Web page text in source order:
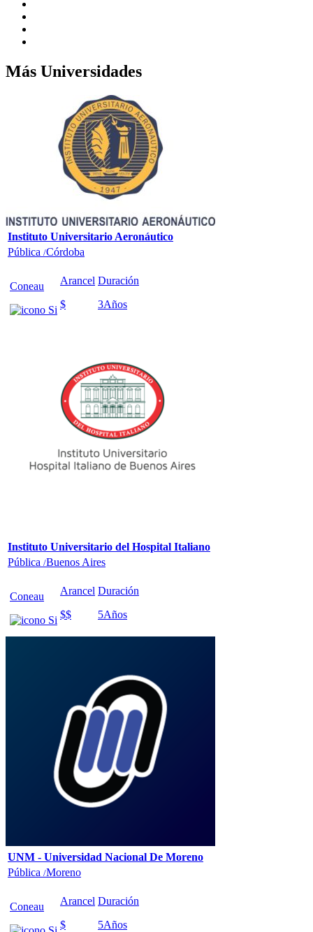
Más Universidades
Instituto Universitario Aeronáutico
Pública /Córdoba
Coneau
Arancel
$
Duración
3Años
Instituto Universitario del Hospital Italiano
Pública /Buenos Aires
Coneau
Arancel
$$
Duración
5Años
UNM - Universidad Nacional De Moreno
Pública /Moreno
Coneau
Arancel
$
Duración
5Años